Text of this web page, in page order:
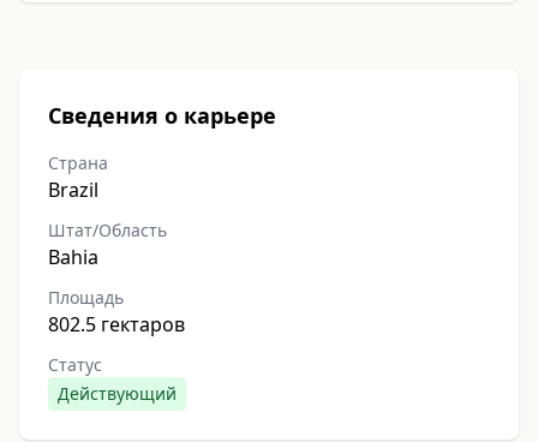
Сведения о карьере
Страна
Brazil
Штат/Область
Bahia
Площадь
802.5 гектаров
Статус
Действующий